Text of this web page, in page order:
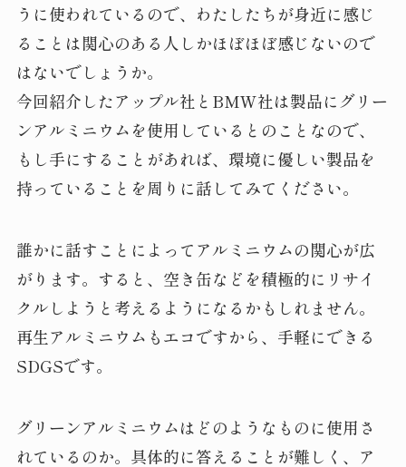
うに使われているので、わたしたちが身近に感じ
ることは関心のある人しかほぼほぼ感じないので
はないでしょうか。
今回紹介したアップル社とBMW社は製品にグリー
ンアルミニウムを使用しているとのことなので、
もし手にすることがあれば、環境に優しい製品を
持っていることを周りに話してみてください。
誰かに話すことによってアルミニウムの関心が広
がります。すると、空き缶などを積極的にリサイ
クルしようと考えるようになるかもしれません。
再生アルミニウムもエコですから、手軽にできる
SDGSです。
グリーンアルミニウムはどのようなものに使用さ
れているのか。具体的に答えることが難しく、ア